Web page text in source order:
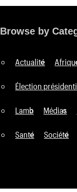
l’article
Browse by
Actualité
Élection
Lamb Médias
Santé Société